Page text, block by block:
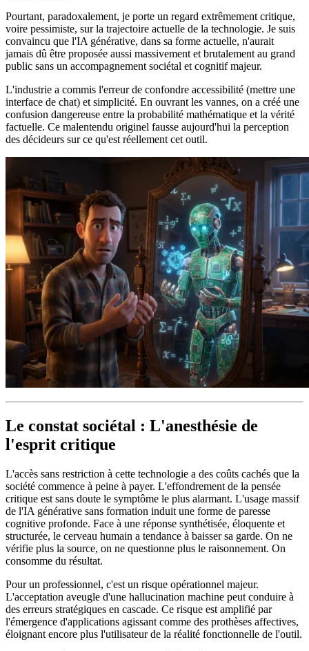
Pourtant, paradoxalement, je porte un regard extrêmement critique,
voire pessimiste, sur la trajectoire actuelle de la technologie. Je suis
convaincu que l'IA générative, dans sa forme actuelle, n'aurait
jamais dû être proposée aussi massivement et brutalement au grand
public sans un accompagnement sociétal et cognitif majeur.
L'industrie a commis l'erreur de confondre accessibilité (mettre une
interface de chat) et simplicité. En ouvrant les vannes, on a créé une
confusion dangereuse entre la probabilité mathématique et la vérité
factuelle. Ce malentendu originel fausse aujourd'hui la perception
des décideurs sur ce qu'est réellement cet outil.
Le constat sociétal : L'anesthésie de
l'esprit critique
L'accès sans restriction à cette technologie a des coûts cachés que la
société commence à peine à payer. L'effondrement de la pensée
critique est sans doute le symptôme le plus alarmant. L'usage massif
de l'IA générative sans formation induit une forme de paresse
cognitive profonde. Face à une réponse synthétisée, éloquente et
structurée, le cerveau humain a tendance à baisser sa garde. On ne
vérifie plus la source, on ne questionne plus le raisonnement. On
consomme du résultat.
Pour un professionnel, c'est un risque opérationnel majeur.
L'acceptation aveugle d'une hallucination machine peut conduire à
des erreurs stratégiques en cascade. Ce risque est amplifié par
l'émergence d'applications agissant comme des prothèses affectives,
éloignant encore plus l'utilisateur de la réalité fonctionnelle de l'outil.